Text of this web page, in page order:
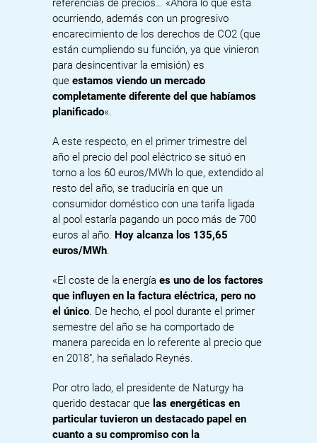
referencias de precios… «Ahora lo que está
ocurriendo, además con un progresivo
encarecimiento de los derechos de CO2 (que
están cumpliendo su función, ya que vinieron
para desincentivar la emisión) es
que estamos viendo un mercado
completamente diferente del que habíamos
planificado«.
A este respecto, en el primer trimestre del
año el precio del pool eléctrico se situó en
torno a los 60 euros/MWh lo que, extendido al
resto del año, se traduciría en que un
consumidor doméstico con una tarifa ligada
al pool estaría pagando un poco más de 700
euros al año. Hoy alcanza los 135,65
euros/MWh.
«El coste de la energía es uno de los factores
que influyen en la factura eléctrica, pero no
el único. De hecho, el pool durante el primer
semestre del año se ha comportado de
manera parecida en lo referente al precio que
en 2018″, ha señalado Reynés.
Por otro lado, el presidente de Naturgy ha
querido destacar que las energéticas en
particular tuvieron un destacado papel en
cuanto a su compromiso con la